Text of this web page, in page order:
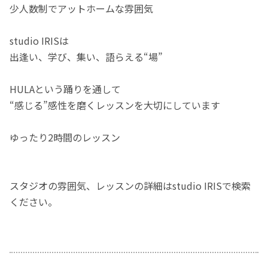
少人数制でアットホームな雰囲気
studio IRISは
出逢い、学び、集い、語らえる“場”
HULAという踊りを通して
“感じる”感性を磨くレッスンを大切にしています
ゆったり2時間のレッスン
スタジオの雰囲気、レッスンの詳細はstudio IRISで検索
ください。